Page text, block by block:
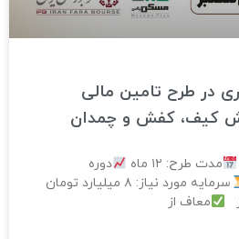
در طرح تامین مالی
کیف، کفش و چمدان
مدت طرح: ۱۲ ماه
دوره
سرمایه مورد نیاز: ۸ میلیارد تومان
معاف از